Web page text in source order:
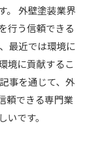
。 外壁塗装業界
行う信頼できる
最近では環境に
境に貢献するこ
事を通じて、外
頼できる専門業
です。